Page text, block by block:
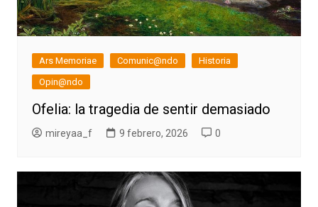
Ars Memoriae Comunic@ndo
Historia
Opin@ndo
Ofelia: la tragedia de sentir demasiado
mireyaa_f 9 febrero, 2026 0